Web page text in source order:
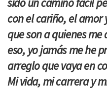
con el cariño, el amor
que son a quienes
eso, yo jamás me he
arreglo que vaya en
Mi vida, mi carrera y